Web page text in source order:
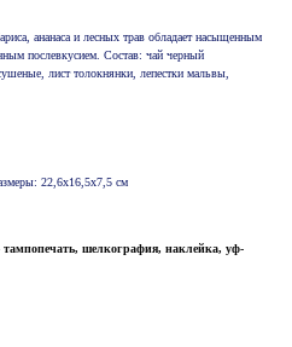
ананаса и лесных трав обладает насыщенным
послевкусием. Состав: чай черный
лист толокнянки, лепестки мальвы,
22,6х16,5х7,5 см
шелкография, наклейка, уф-